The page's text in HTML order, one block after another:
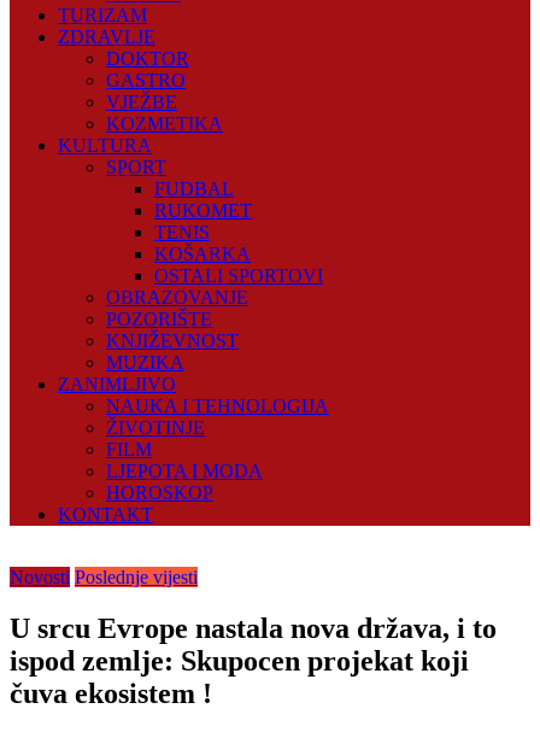
TURIZAM
ZDRAVLJE
DOKTOR
GASTRO
VJEŽBE
KOZMETIKA
KULTURA
SPORT
FUDBAL
RUKOMET
TENIS
KOŠARKA
OSTALI SPORTOVI
OBRAZOVANJE
POZORIŠTE
KNJIŽEVNOST
MUZIKA
ZANIMLJIVO
NAUKA I TEHNOLOGIJA
ŽIVOTINJE
FILM
LJEPOTA I MODA
HOROSKOP
KONTAKT
Novosti Poslednje vijesti
U srcu Evrope nastala nova država, i to
ispod zemlje: Skupocen projekat koji
čuva ekosistem !